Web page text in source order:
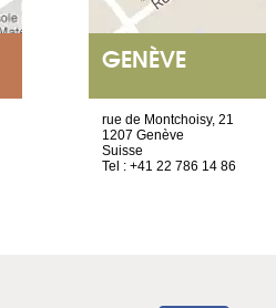
GENÈVE
rue de Montchoisy, 21
1207 Genève
Suisse
Tel : +41 22 786 14 86